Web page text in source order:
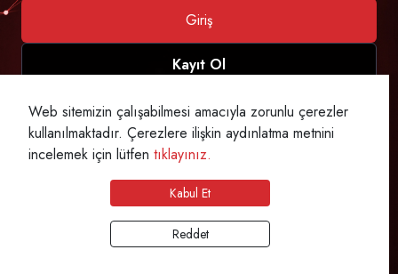
Giriş
Kayıt Ol
Web sitemizin çalışabilmesi amacıyla zorunlu çerezler
kullanılmaktadır. Çerezlere ilişkin aydınlatma metnini
incelemek için lütfen tıklayınız.
Kabul Et
Reddet